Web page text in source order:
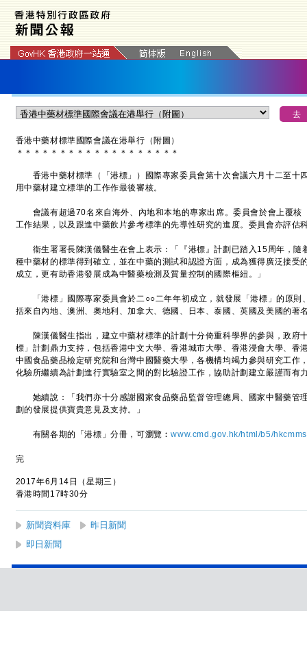
香港中藥材標準國際會議在港舉行（附圖）
＊ ＊ ＊ ＊ ＊ ＊ ＊ ＊ ＊ ＊ ＊ ＊ ＊ ＊ ＊ ＊ ＊ ＊ ＊
香港中藥材標準（「港標」）國際專家委員會第十次會議六月十二至十
用中藥材建立標準的工作作最後審核。
會議有超過70名來自海外、內地和本地的專家出席。委員會於會上覆核
工作結果，以及跟進中藥飲片參考標準的先導性研究的進度。委員會亦評估
衞生署署長陳漢儀醫生在會上表示：「『港標』計劃已踏入15周年，隨
種中藥材的標準得到確立，並在中藥的測試和認證方面，成為獲得廣泛接受
成立，更有助香港發展成為中醫藥檢測及質量控制的國際樞紐。」
「港標」國際專家委員會於二○○二年年初成立，就發展「港標」的原則
括來自內地、澳洲、奧地利、加拿大、德國、日本、泰國、英國及美國的著
陳漢儀醫生指出，建立中藥材標準的計劃十分倚重科學界的參與，政府
標」計劃鼎力支持，包括香港中文大學、香港城市大學、香港浸會大學、香
中國食品藥品檢定研究院和台灣中國醫藥大學，各機構均竭力參與研究工作
化驗所繼續為計劃進行實驗室之間的對比驗證工作，協助計劃建立嚴謹而有
她續說：「我們亦十分感謝國家食品藥品監督管理總局、國家中醫藥管
劃的發展提供寶貴意見及支持。」
有關各期的「港標」分冊，可瀏覽︰www.cmd.gov.hk/html/b5/
完
2017年6月14日（星期三）
香港時間17時30分
新聞資料庫
昨日新聞
即日新聞